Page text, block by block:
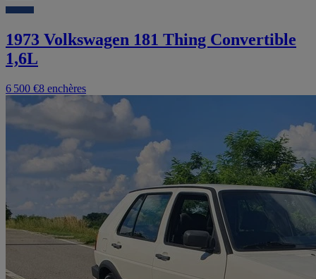
1973 Volkswagen 181 Thing Convertible
1,6L
6 500 €8 enchères